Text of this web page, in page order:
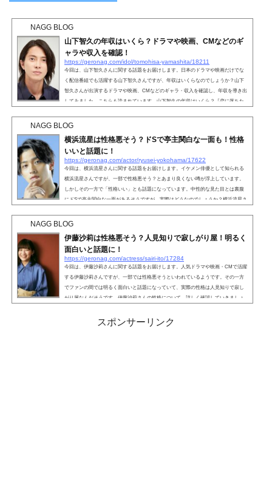
NAGG BLOG
山下智久の年収はいくら？ドラマや映画、CMなどのギ
ャラや収入を確認！
https://geronag.com/idol/tomohisa-yamashita/18211
今回は、山下智久さんに関する話題をお届けします。日本のドラマや映画だけでな
く配信番組でも活躍する山下智久さんですが、年収はいくらなのでしょうか？山下
智久さんが出演するドラマや映画、CMなどのギャラ・収入を確認し、年収を導き出
してみました。こちらも読まれています。山下智久の年収はいくら？『恋に落ちた
NAGG BLOG
横浜流星は性格悪そう？ドSで亭主関白な一面も！性格
いいと話題に！
https://geronag.com/actor/ryusei-yokohama/17622
今回は、横浜流星さんに関する話題をお届けします。イケメン俳優として知られる
横浜流星さんですが、一部で性格悪そう？とあまり良くない噂が浮上しています。
しかしその一方で「性格いい」とも話題になっています。中性的な見た目とは裏腹
にドSで亭主関白な一面があるそうですが、実際はどうなのでしょうか？横浜流星さ
NAGG BLOG
伊藤沙莉は性格悪そう？人見知りで寂しがり屋！明るく
面白いと話題に！
https://geronag.com/actress/sairi-ito/17284
今回は、伊藤沙莉さんに関する話題をお届けします。人気ドラマや映画・CMで活躍
する伊藤沙莉さんですが、一部では性格悪そうといわれているようです。その一方
でファンの間では明るく面白いと話題になっていて、実際の性格は人見知りで寂し
がり屋なんだそうです。伊藤沙莉さんの性格について、詳しく確認していきましょ
ラマやCMで活躍する人気女優です。ハスキーな声と愛嬌のある顔立ちが魅力的です
が、実は一部で「性格悪そう」といわれているようです。...
スポンサーリンク